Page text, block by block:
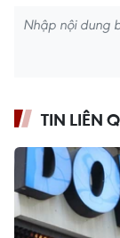
TIN LIÊN